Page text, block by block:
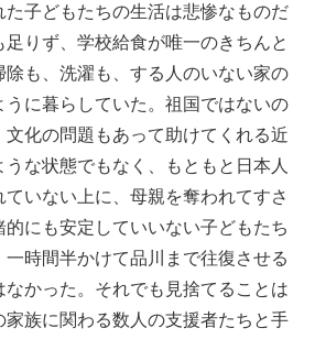
子どもたちの生活は悲惨なものだ
りず、学校給食が唯一のきちんと
除も、洗濯も、する人のいない家の
うに暮らしていた。祖国ではないの
化の問題もあって助けてくれる近
な状態でもなく、もともと日本人
いない上に、母親を奪われてすさ
にも安定していいない子どもたち
一時間半かけて品川まで往復させる
かった。それでも見捨てることは
家族に関わる数人の支援者たちと手